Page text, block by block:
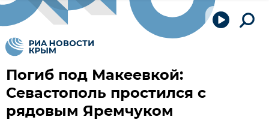
Погиб под Макеевкой:
Севастополь простился с
рядовым Яремчуком